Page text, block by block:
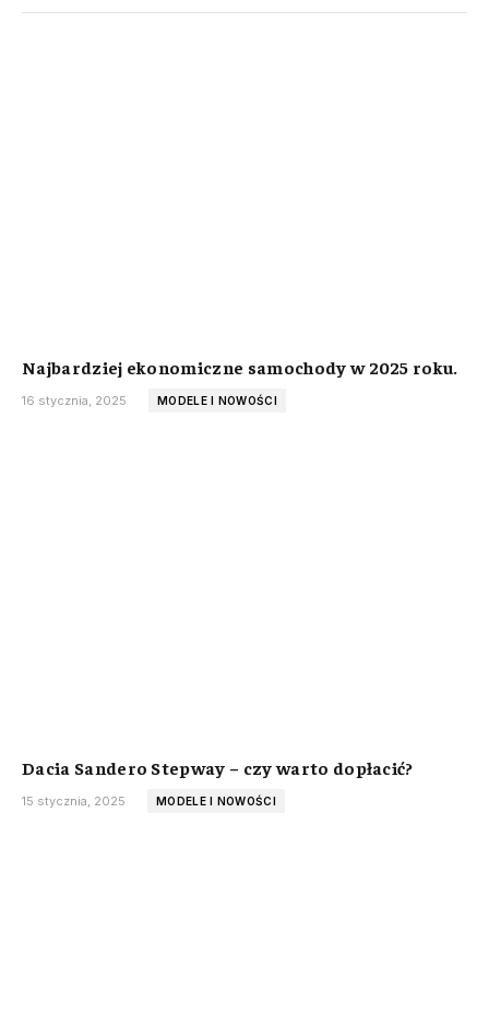
Najbardziej ekonomiczne samochody w 2025 roku.
16 stycznia, 2025 MODELE I NOWOŚCI
Dacia Sandero Stepway – czy warto dopłacić?
15 stycznia, 2025 MODELE I NOWOŚCI